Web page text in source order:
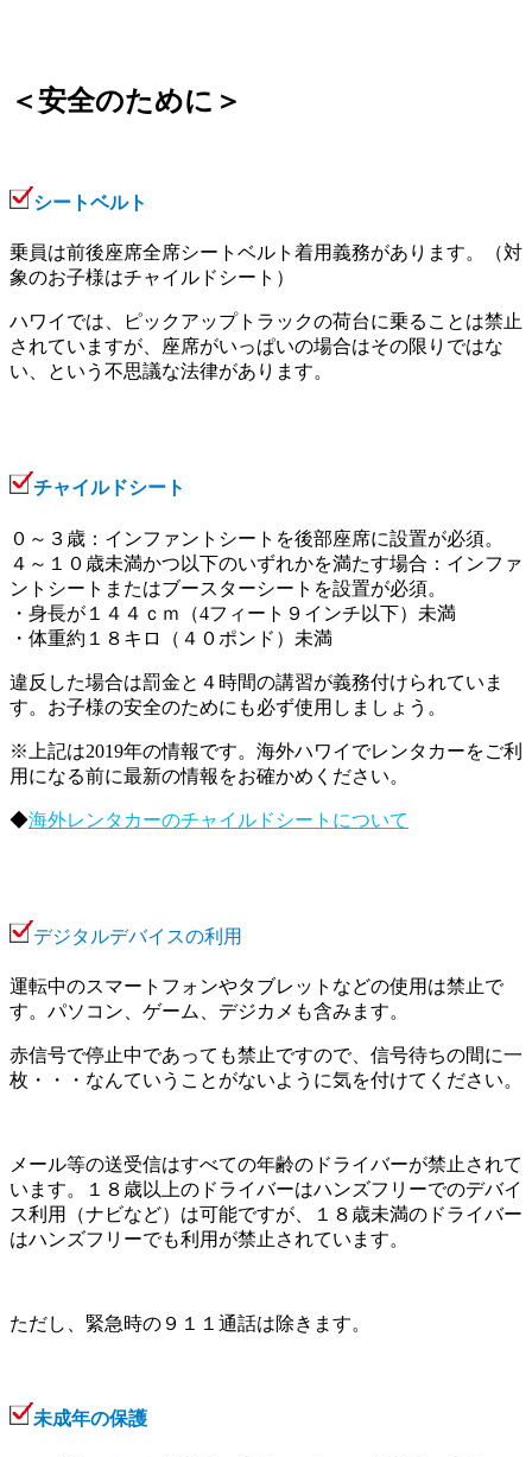
＜安全のために＞
シートベルト
乗員は前後座席全席シートベルト着用義務があります。（対
象のお子様はチャイルドシート）
ハワイでは、ピックアップトラックの荷台に乗ることは禁止
されていますが、座席がいっぱいの場合はその限りではな
い、という不思議な法律があります。
チャイルドシート
０～３歳：インファントシートを後部座席に設置が必須。
４～１０歳未満かつ以下のいずれかを満たす場合：インファ
ントシートまたはブースターシートを設置が必須。
・身長が１４４ｃｍ（4フィート９インチ以下）未満
・体重約１８キロ（４０ポンド）未満
違反した場合は罰金と４時間の講習が義務付けられていま
す。お子様の安全のためにも必ず使用しましょう。
※上記は2019年の情報です。海外ハワイでレンタカーをご利
用になる前に最新の情報をお確かめください。
◆海外レンタカーのチャイルドシートについて
デジタルデバイスの利用
運転中のスマートフォンやタブレットなどの使用は禁止で
す。パソコン、ゲーム、デジカメも含みます。
赤信号で停止中であっても禁止ですので、信号待ちの間に一
枚・・・なんていうことがないように気を付けてください。
メール等の送受信はすべての年齢のドライバーが禁止されて
います。１８歳以上のドライバーはハンズフリーでのデバイ
ス利用（ナビなど）は可能ですが、１８歳未満のドライバー
はハンズフリーでも利用が禁止されています。
ただし、緊急時の９１１通話は除きます。
未成年の保護